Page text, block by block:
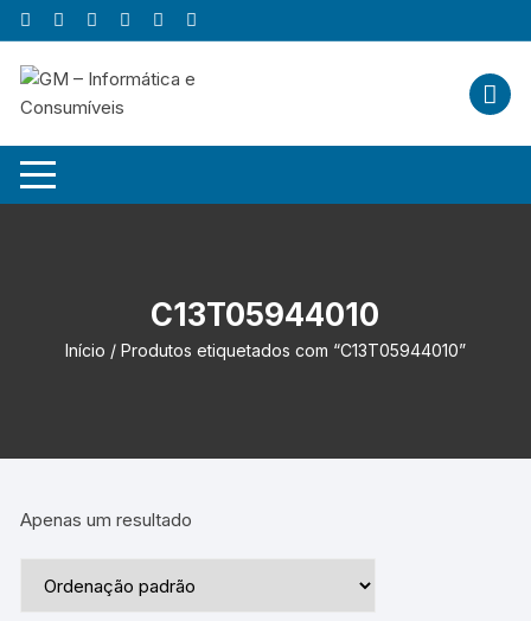
Skip
to
content
C13T05944010
Início / Produtos etiquetados com “C13T05944010”
Apenas um resultado